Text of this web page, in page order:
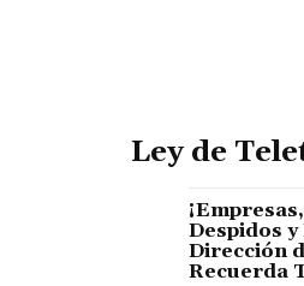
Ley de
Despidos
Dirección
Recuerda